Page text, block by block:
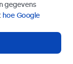
gegevens
hoe Google